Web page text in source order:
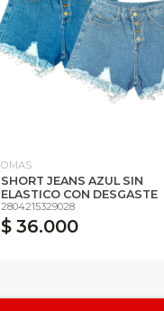
OMAS
SHORT JEANS AZUL SIN
ELASTICO CON DESGASTE
2804215329028
$ 36.000